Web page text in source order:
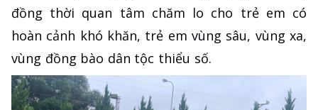
đồng thời quan tâm chăm lo cho trẻ em có
hoàn cảnh khó khăn, trẻ em vùng sâu, vùng xa,
vùng đồng bào dân tộc thiểu số.